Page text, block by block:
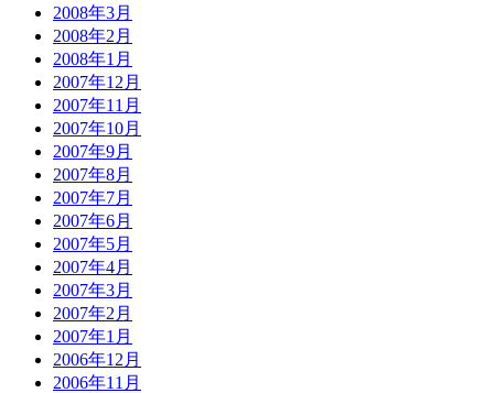
2008年3月
2008年2月
2008年1月
2007年12月
2007年11月
2007年10月
2007年9月
2007年8月
2007年7月
2007年6月
2007年5月
2007年4月
2007年3月
2007年2月
2007年1月
2006年12月
2006年11月